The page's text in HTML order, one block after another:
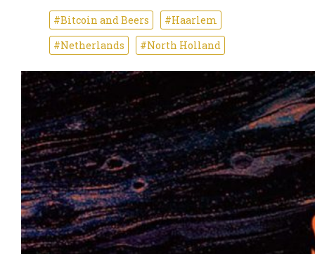
#Bitcoin and Beers
#Haarlem
#Netherlands
#North Holland